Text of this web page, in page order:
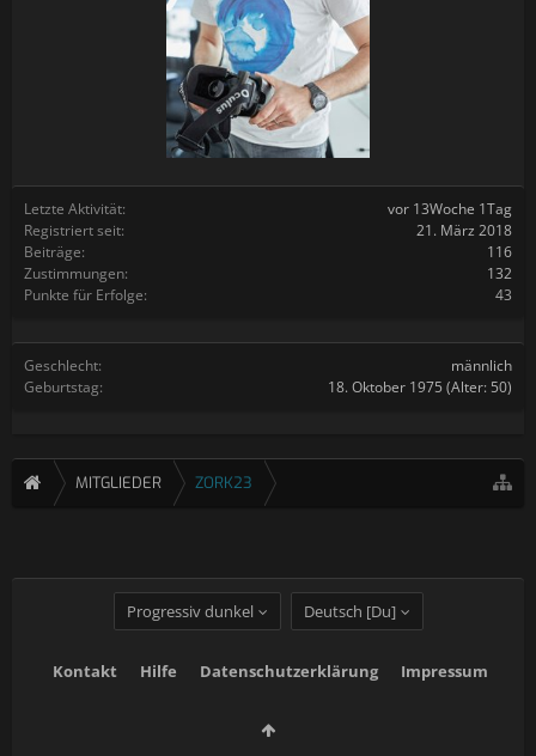
Letzte Aktivität:
vor 13Woche 1Tag
Registriert seit:
21. März 2018
Beiträge:
116
Zustimmungen:
132
Punkte für Erfolge:
43
Geschlecht:
männlich
Geburtstag:
18. Oktober 1975 (Alter: 50)
MITGLIEDER ZORK23
Progressiv dunkel Deutsch [Du]
Kontakt Hilfe Datenschutzerklärung Impressum